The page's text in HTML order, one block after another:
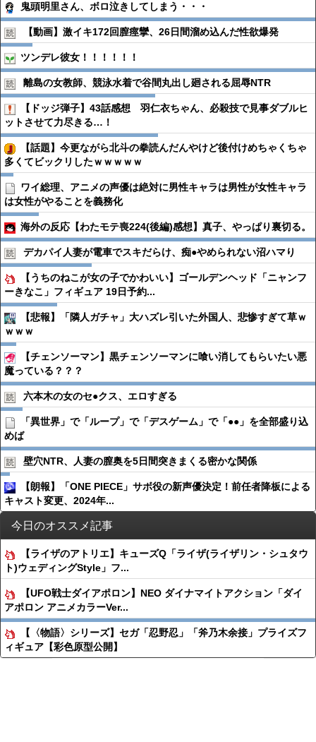
鬼頭明里さん、ボロ泣きしてしまう・・・
【動画】激イキ172回膣痙攣、26日間溜め込んだ性欲爆発
ツンデレ彼女！！！！！！
離島の女教師、競泳水着で谷間丸出し廻される屈辱NTR
【ドッジ弾子】43話感想 羽仁衣ちゃん、必殺技で見事ダブルヒ
ットさせて力尽きる…！
【話題】今更ながら北斗の拳読んだんやけど後付けめちゃくちゃ
多くてビックリしたｗｗｗｗｗ
ワイ総理、アニメの声優は絶対に男性キャラは男性が女性キャラ
は女性がやることを義務化
海外の反応【わたモテ喪224(後編)感想】真子、やっぱり裏切る。
デカパイ人妻が電車でスキだらけ、痴●︎やめられない沼ハマり
【うちのねこが女の子でかわいい】ゴールデンヘッド「ニャンフ
ーきなこ」フィギュア 19日予約...
【悲報】「隣人ガチャ」大ハズレ引いた外国人、悲惨すぎて草ｗ
ｗｗｗ
【チェンソーマン】黒チェンソーマンに喰い消してもらいたい悪
魔っている？？？
六本木の女のセ●︎クス、エロすぎる
「異世界」で「ループ」で「デスゲーム」で「●●」を全部盛り込
めば
壁穴NTR、人妻の膣奥を5日間突きまくる密かな関係
【朗報】「ONE PIECE」サボ役の新声優決定！前任者降板による
キャスト変更、2024年...
今日のオススメ記事
【ライザのアトリエ】キューズQ「ライザ(ライザリン・シュタウ
ト)ウェディングStyle」フ...
【UFO戦士ダイアポロン】NEO ダイナマイトアクション「ダイ
アポロン アニメカラーVer...
【〈物語〉シリーズ】セガ「忍野忍」「斧乃木余接」プライズフ
ィギュア【彩色原型公開】